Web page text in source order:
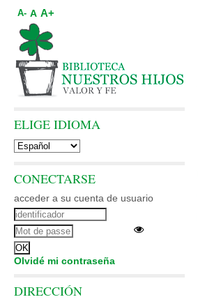
A- A A+
ELIGE IDIOMA
CONECTARSE
acceder a su cuenta de usuario
Olvidé mi contraseña
DIRECCIÓN